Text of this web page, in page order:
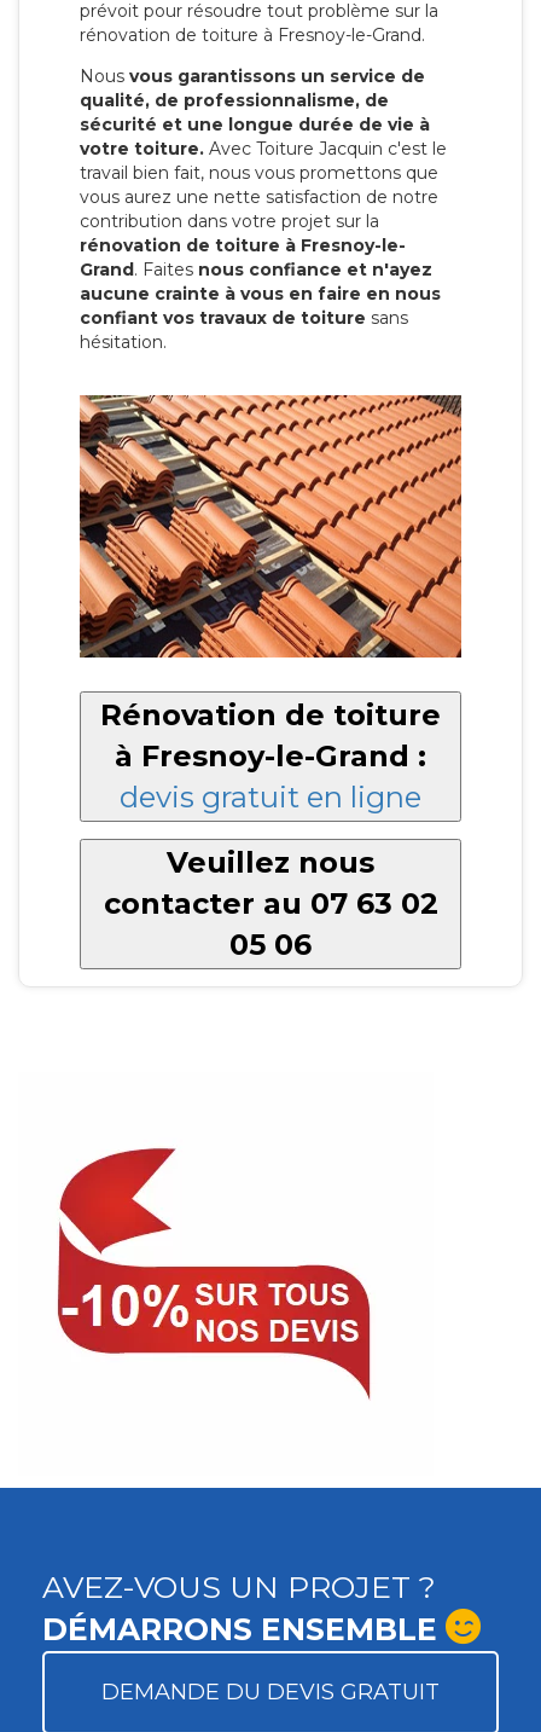
prévoit pour résoudre tout problème sur la
rénovation de toiture à Fresnoy-le-Grand.
Nous vous garantissons un service de
qualité, de professionnalisme, de
sécurité et une longue durée de vie à
votre toiture. Avec Toiture Jacquin c'est le
travail bien fait, nous vous promettons que
vous aurez une nette satisfaction de notre
contribution dans votre projet sur la
rénovation de toiture à Fresnoy-le-
Grand. Faites nous confiance et n'ayez
aucune crainte à vous en faire en nous
confiant vos travaux de toiture sans
hésitation.
Rénovation de toiture
à Fresnoy-le-Grand :
devis gratuit en ligne
Veuillez nous
contacter au 07 63 02
05 06
AVEZ-VOUS UN PROJET ?
DÉMARRONS ENSEMBLE
DEMANDE DU DEVIS GRATUIT